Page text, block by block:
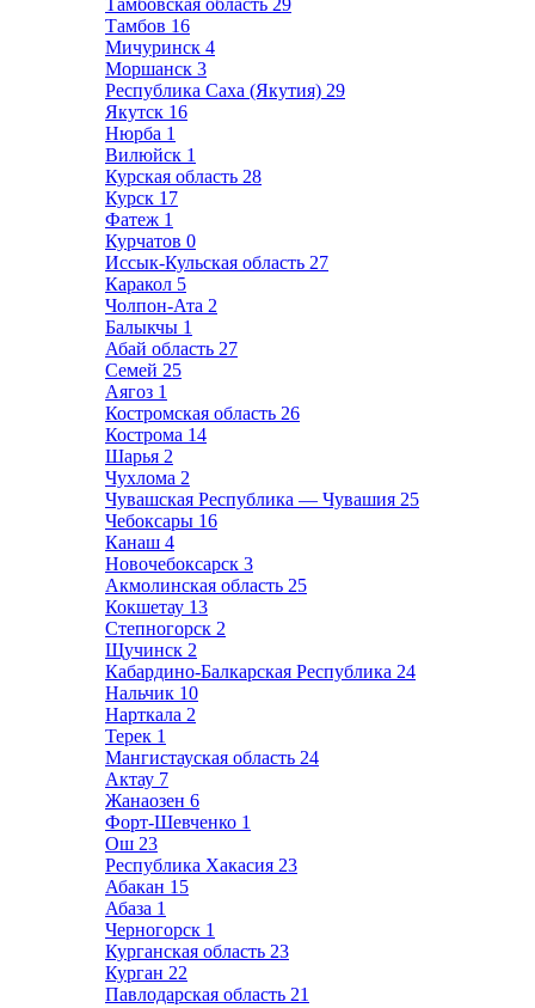
Тамбовская область 29
Тамбов 16
Мичуринск 4
Моршанск 3
Республика Саха (Якутия) 29
Якутск 16
Нюрба 1
Вилюйск 1
Курская область 28
Курск 17
Фатеж 1
Курчатов 0
Иссык-Кульская область 27
Каракол 5
Чолпон-Ата 2
Балыкчы 1
Абай область 27
Семей 25
Аягоз 1
Костромская область 26
Кострома 14
Шарья 2
Чухлома 2
Чувашская Республика — Чувашия 25
Чебоксары 16
Канаш 4
Новочебоксарск 3
Акмолинская область 25
Кокшетау 13
Степногорск 2
Щучинск 2
Кабардино-Балкарская Республика 24
Нальчик 10
Нарткала 2
Терек 1
Мангистауская область 24
Актау 7
Жанаозен 6
Форт-Шевченко 1
Ош 23
Республика Хакасия 23
Абакан 15
Абаза 1
Черногорск 1
Курганская область 23
Курган 22
Павлодарская область 21